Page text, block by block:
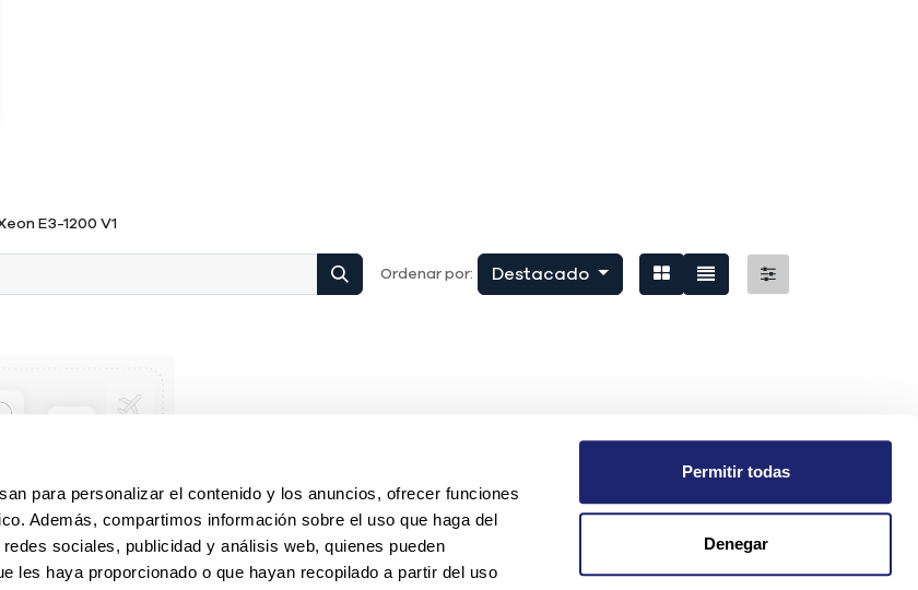
para personalizar el contenido y los anuncios, ofrecer funciones
Además, compartimos información sobre el uso que haga del
sociales, publicidad y análisis web, quienes pueden
les haya proporcionado o que hayan recopilado a partir del uso
Permitir todas
Denegar
E3-1200 V1
Ordenar por: Destacado